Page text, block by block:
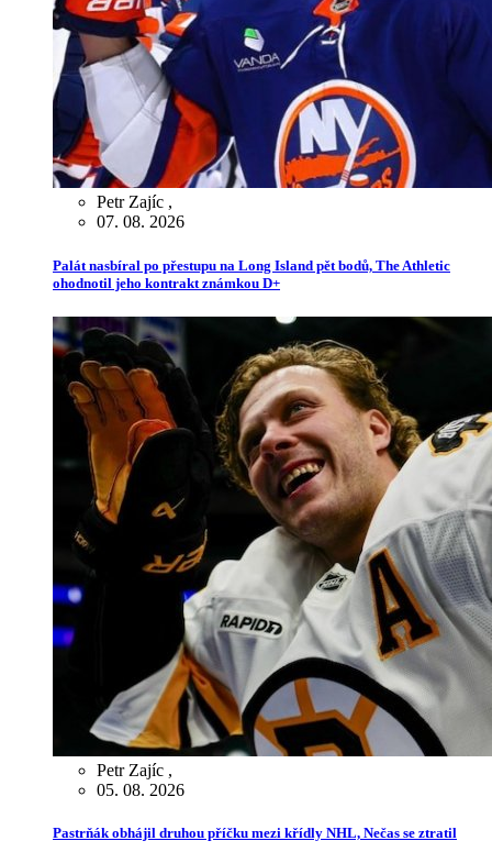
Petr Zajíc ,
07. 08. 2026
Palát nasbíral po přestupu na Long Island pět bodů, The Athletic
ohodnotil jeho kontrakt známkou D+
Petr Zajíc ,
05. 08. 2026
Pastrňák obhájil druhou příčku mezi křídly NHL, Nečas se ztratil